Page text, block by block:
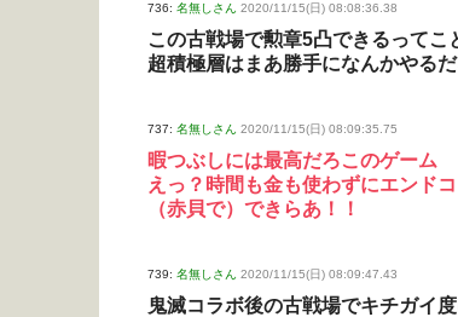
736: 名無しさん 2020/11/15(日) 08:08:36.38
この古戦場で勲章5凸できるって
超積極層はまあ勝手になんかやる
737: 名無しさん 2020/11/15(日) 08:09:35.75
暇つぶしには最高だろこのゲーム
えっ？時間も金も使わずにエンド
（赤貝で）できらあ！！
739: 名無しさん 2020/11/15(日) 08:09:47.43
鬼滅コラボ後の古戦場でキチガイ